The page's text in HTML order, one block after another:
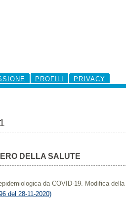
PROFILI PRIVACY
DELLA SALUTE
da COVID-19. Modifica della
del 28-11-2020)